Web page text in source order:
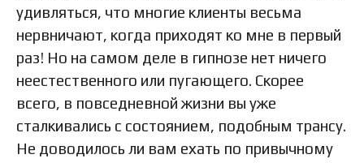
удивляться, что многие клиенты весьма
нервничают, когда приходят ко мне в первый
раз! Но на самом деле в гипнозе нет ничего
неестественного или пугающего. Скорее
всего, в повседневной жизни вы уже
сталкивались с состоянием, подобным трансу.
Не доводилось ли вам ехать по привычному